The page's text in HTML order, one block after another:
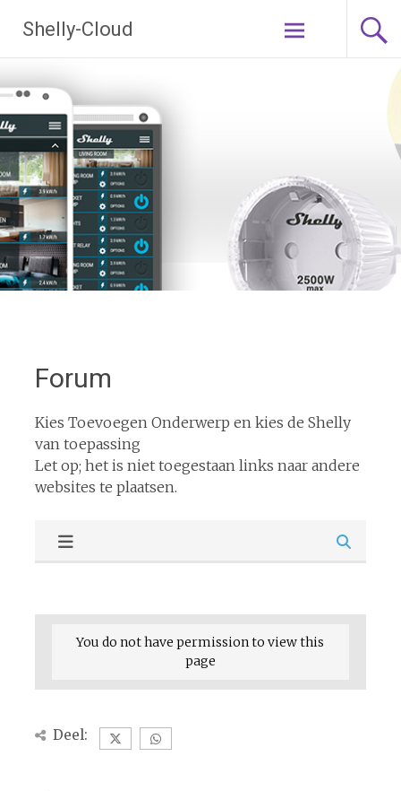
naar
de
Shelly-Cloud
Forum
Kies Toevoegen Onderwerp en kies de Shelly
van toepassing
Let op; het is niet toegestaan links naar andere
websites te plaatsen.
You do not have permission to view this
page
Deel: